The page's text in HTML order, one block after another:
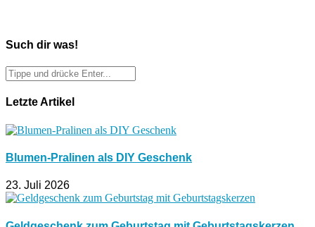
Such dir was!
Letzte Artikel
Blumen-Pralinen als DIY Geschenk
23. Juli 2026